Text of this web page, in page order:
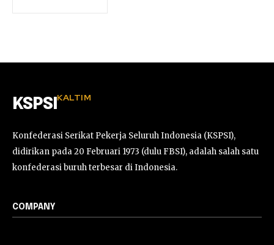
KSPSI KALTIM
Konfederasi Serikat Pekerja Seluruh Indonesia (KSPSI),
didirikan pada 20 Februari 1973 (dulu FBSI), adalah salah satu
konfederasi buruh terbesar di Indonesia.
COMPANY